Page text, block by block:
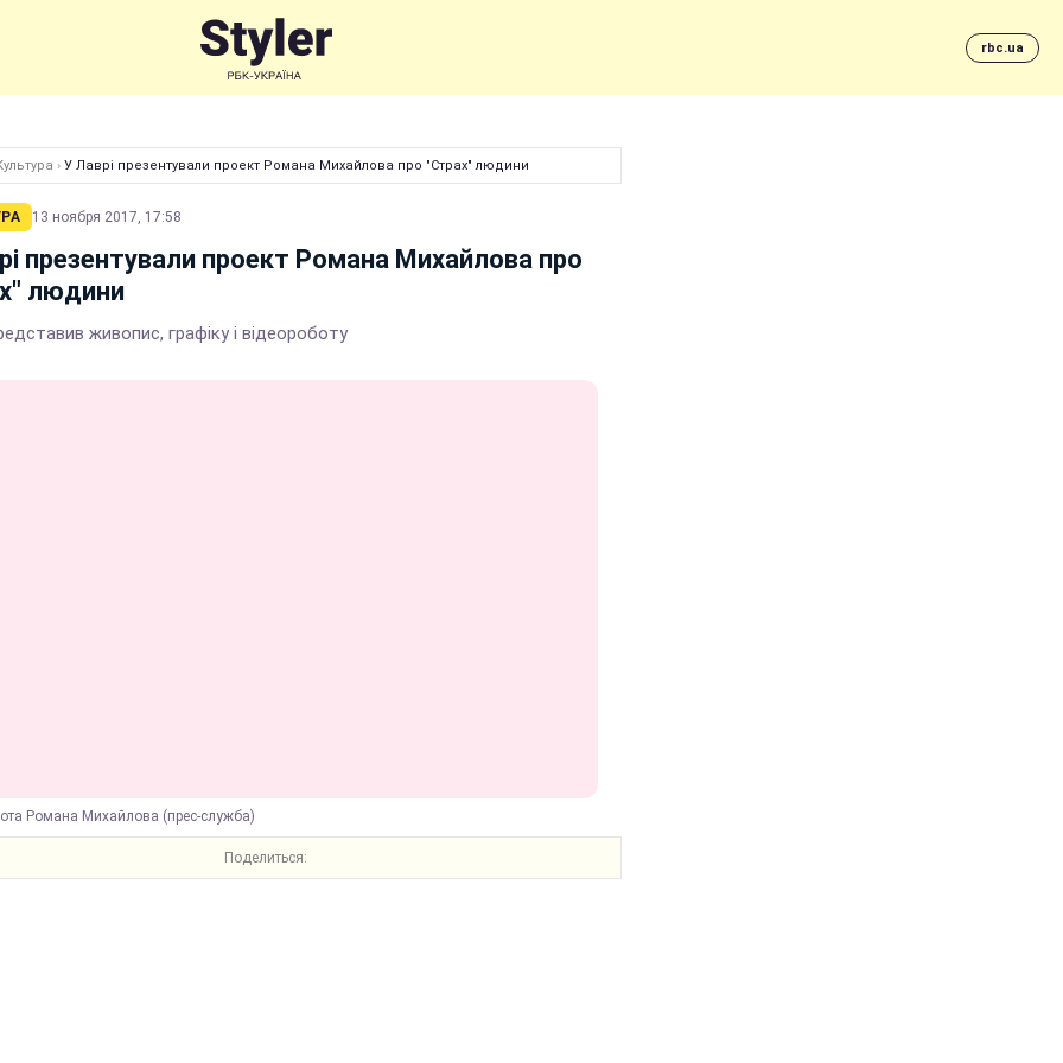
rbc.ua
› У Лаврі презентували проект Романа Михайлова про "Страх" людини
13 ноября 2017, 17:58
презентували проект Романа Михайлова про
людини
живопис, графіку і відеороботу
Романа Михайлова (прес-служба)
Поделиться: